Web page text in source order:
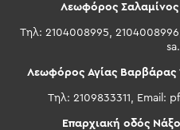
Λεωφόρος Σαλαμίνος
Τηλ: 2104008995,
Λεωφόρος Αγίας Βαρβάρας
Τηλ: 2109833311, Email:
Επαρχιακή οδός